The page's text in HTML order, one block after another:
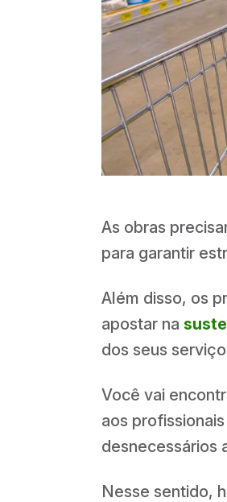
As obras
para garantir
Além disso, os
apostar na
dos seus
Você vai
aos
desnecessários
Nesse sentido,